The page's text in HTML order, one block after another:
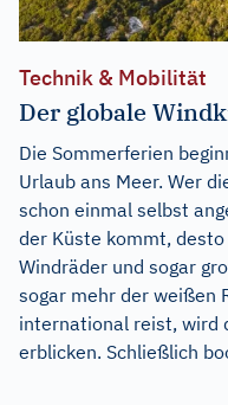
Technik & Mobilität
Der globale
Die Sommerferien
Urlaub ans Meer. Wer
schon einmal selbst
der Küste kommt,
Windräder und sogar
sogar mehr der weißen
international reist, wird
erblicken. Schließlich